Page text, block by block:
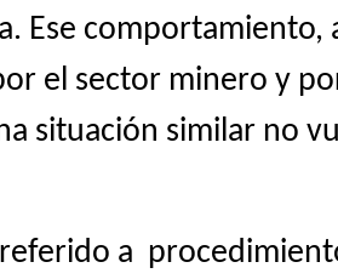
Ese comportamiento,
el sector minero y
situación similar no
a